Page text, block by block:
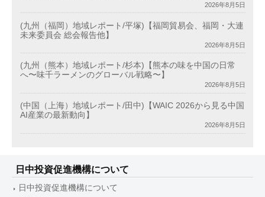
2026年8月5日
(九州（福岡）地域レポート/平塚)【福岡貿易会、福岡・大連
未来委員会 総会報告他】
2026年8月5日
(九州（熊本）地域レポート/杉本)【熊本の味を中国の日常
へ〜味千ラーメンのグローバル戦略〜】
2026年8月5日
(中国（上海）地域レポート/田中)【WAIC 2026から見る中国
AI産業の最新動向】
2026年8月5日
日中投資促進機構について
日中投資促進機構について